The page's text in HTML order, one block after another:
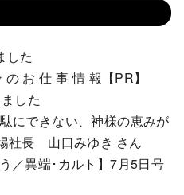
した
お 仕 事 情 報【PR】
した
にできない、神様の恵みが
社長 山口みゆき さん
／異端･カルト】7月5日号